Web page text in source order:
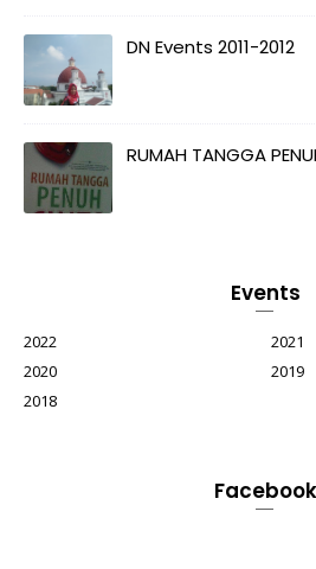
DN Events 2011-2012
RUMAH TANGGA
Events
2022
2021
2020
2019
2018
Facebook